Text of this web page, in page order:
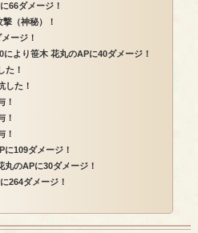
66ダメージ！
（神秘）！
ージ！
より笹木 花丸のAPに40ダメージ！
た！
した！
！
！
！
に109ダメージ！
丸のAPに30ダメージ！
264ダメージ！